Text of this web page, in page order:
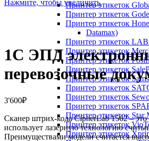
Принтер этикеток
Принтер этикеток
Принтер этикеток
Datamax)
Принтер этикеток
Принтер этикеток
Принтер этикеток
Принтер этикеток
Принтер этикеток
Принтер этикеток
Принтер этикеток
Принтер этикеток
Принтер этикеток Star
Принтер этикеток
Принтер этикеток
Нажмите, чтобы увеличить
1С ЭПД
перевозочные
3'600₽
Сканер штрих-кода CipherLab 1562 – это
использует лазерную технологию
Преимуществами модели считается